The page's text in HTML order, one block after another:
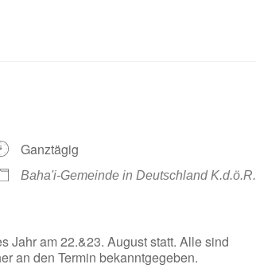
Ganztägig
Baha'i-Gemeinde in Deutschland K.d.ö.R.
Jahr am 22.&23. August statt. Alle sind
an den Termin bekanntgegeben.